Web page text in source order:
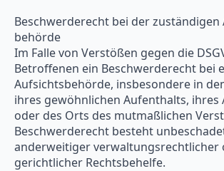
Beschwerde­recht bei der
behörde
Im Falle von Verstößen gegen die
Betroffenen ein Beschwerderecht bei
Aufsichtsbehörde, insbesondere in
ihres gewöhnlichen Aufenthalts, ihres
oder des Orts des mutmaßlichen
Beschwerderecht besteht
anderweitiger verwaltungsrechtlicher
gerichtlicher Rechtsbehelfe.